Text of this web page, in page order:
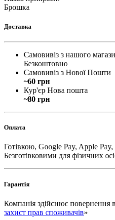
Брошка
Доставка
Самовивіз з нашого
Безкоштовно
Самовивіз з Нової Пошти
~60 грн
Кур'єр Нова пошта
~80 грн
Оплата
Готівкою, Google Pay, Apple
Безготівковими для фізичних
Гарантія
Компанія здійснює повернення
захист прав споживачів»